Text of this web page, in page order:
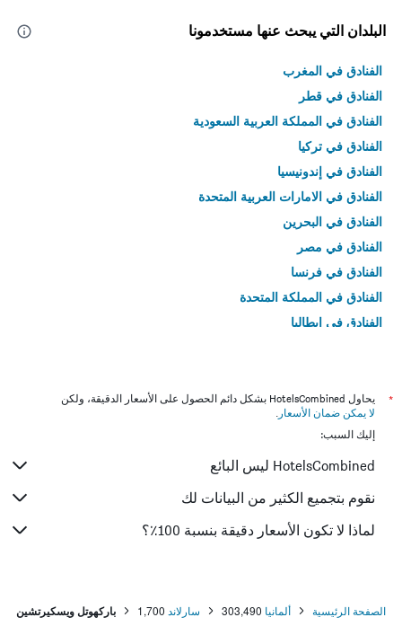
البلدان التي يبحث عنها مستخدمونا
الفنادق في المغرب
الفنادق في قطر
الفنادق في المملكة العربية السعودية
الفنادق في تركيا
الفنادق في إندونيسيا
الفنادق في الامارات العربية المتحدة
الفنادق في البحرين
الفنادق في مصر
الفنادق في فرنسا
الفنادق في المملكة المتحدة
الفنادق في إيطاليا
*
يحاول HotelsCombined بشكل دائم الحصول على الأسعار الدقيقة، ولكن
لا يمكن ضمان الأسعار .
إليك السبب:
HotelsCombined ليس البائع
نقوم بتجميع الكثير من البيانات لك
لماذا لا تكون الأسعار دقيقة بنسبة 100٪؟
الصفحة الرئيسية ألمانيا 303,490 سارلاند 1,700 باركهوتل ويسكيرتشين